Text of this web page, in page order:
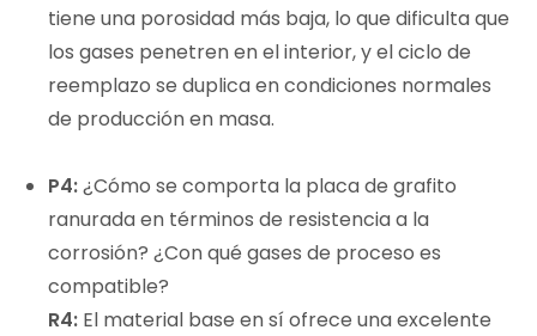
tiene una porosidad más baja, lo que dificulta que
los gases penetren en el interior, y el ciclo de
reemplazo se duplica en condiciones normales
de producción en masa.
P4:¿Cómo se comporta la placa de grafito
ranurada en términos de resistencia a la
corrosión? ¿Con qué gases de proceso es
compatible?
R4: El material base en sí ofrece una excelente